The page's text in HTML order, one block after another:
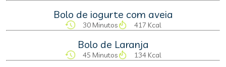
Bolo de iogurte com aveia
30 Minutos 417 Kcal
Bolo de Laranja
45 Minutos 134 Kcal